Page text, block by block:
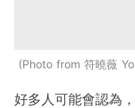
Photo from 符曉薇
好多人可能會認為